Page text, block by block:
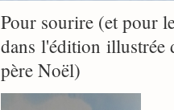
Pour sourire (et pour
dans l'édition
père Noël)